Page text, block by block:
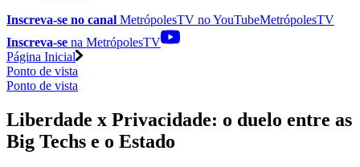
Inscreva-se no canal MetrópolesTV noYouTubeMetrópolesTV
Inscreva-se na MetrópolesTV
Página Inicial
Ponto de vista
Ponto de vista
Liberdade x Privacidade: o duelo entre as
Big Techs e o Estado